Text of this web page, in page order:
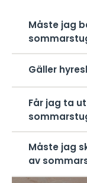
Måste jag
Ja, men bara
Gäller
Nej,
hyreslagens
Får jag ta
Ja, men det
återbetalas om
Måste jag
av